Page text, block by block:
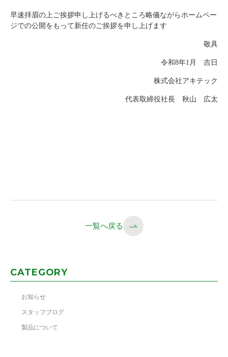
早速拝眉の上ご挨拶申し上げるべきところ略儀ながらホームペー
ジでの公開をもって新任のご挨拶を申し上げます
敬具
令和8年1月 吉日
株式会社アキテック
代表取締役社長 秋山 広太
一覧へ戻る
CATEGORY
お知らせ
スタッフブログ
製品について